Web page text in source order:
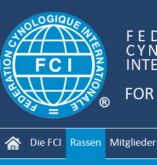
Die FCI Rassen Mitglieder